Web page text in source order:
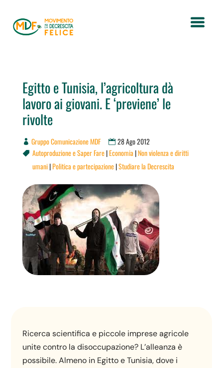
Egitto e Tunisia, l’agricoltura dà
lavoro ai giovani. E ‘previene’ le
rivolte
Gruppo Comunicazione MDF 28 Ago 2012
 Autoproduzione e Saper Fare|Economia |Non violenza e diritti
umani|Politica e partecipazione|Studiare la Decrescita
Ricerca scientifica e piccole imprese agricole
unite contro la disoccupazione? L’alleanza è
possibile. Almeno in Egitto e Tunisia, dove i